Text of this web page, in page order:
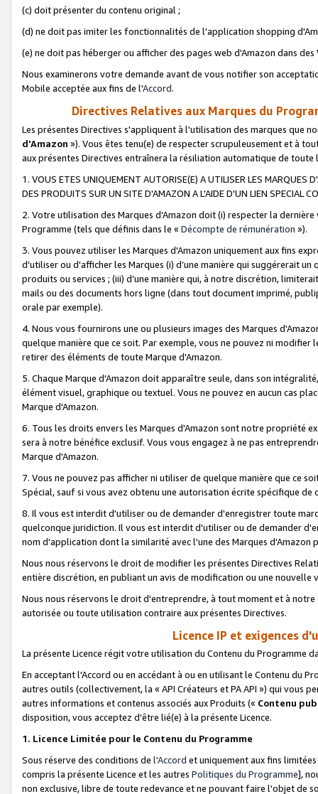
(c) doit présenter du contenu original ;
(d) ne doit pas imiter les fonctionnalités de l'application shopping
(e) ne doit pas héberger ou afficher des pages web d'Amazon dans
Nous examinerons votre demande avant de vous notifier son
Mobile acceptée aux fins de l'Accord.
Directives Relatives aux Marques du
Les présentes Directives s'appliquent à l'utilisation des marques que
d'Amazon »). Vous êtes tenu(e) de respecter scrupuleusement et à
aux présentes Directives entraînera la résiliation automatique de
1. VOUS ETES UNIQUEMENT AUTORISE(E) A UTILISER LES MARQUES
DES PRODUITS SUR UN SITE D'AMAZON A L'AIDE D'UN LIEN SPECIAL
2. Votre utilisation des Marques d'Amazon doit (i) respecter la
Programme (tels que définis dans le « Décompte de rémunération »).
3. Vous pouvez utiliser les Marques d'Amazon uniquement aux fins
d'utiliser ou d'afficher les Marques (i) d’une manière qui suggérerait
produits ou services ; (iii) d’une manière qui, à notre discrétion,
mails ou des documents hors ligne (dans tout document imprimé,
orale par exemple).
4. Nous vous fournirons une ou plusieurs images des Marques
quelque manière que ce soit. Par exemple, vous ne pouvez ni
retirer des éléments de toute Marque d'Amazon.
5. Chaque Marque d'Amazon doit apparaître seule, dans son
élément visuel, graphique ou textuel. Vous ne pouvez en aucun cas
Marque d'Amazon.
6. Tous les droits envers les Marques d'Amazon sont notre propriété
sera à notre bénéfice exclusif. Vous vous engagez à ne pas
Marque d'Amazon.
7. Vous ne pouvez pas afficher ni utiliser de quelque manière que ce
Spécial, sauf si vous avez obtenu une autorisation écrite spécifique de
8. Il vous est interdit d'utiliser ou de demander d'enregistrer toute
quelconque juridiction. Il vous est interdit d'utiliser ou de demander
nom d'application dont la similarité avec l'une des Marques
Nous nous réservons le droit de modifier les présentes Directives
entière discrétion, en publiant un avis de modification ou une nouvelle
Nous nous réservons le droit d'entreprendre, à tout moment et à
autorisée ou toute utilisation contraire aux présentes Directives.
Licence IP et exigences
La présente Licence régit votre utilisation du Contenu du Programme
En acceptant l'Accord ou en accédant à ou en utilisant le Contenu du
autres outils (collectivement, la « API Créateurs et PA API ») qui vous
autres informations et contenus associés aux Produits (« Contenu
disposition, vous acceptez d'être lié(e) à la présente Licence.
1. Licence Limitée pour le Contenu du Programme
Sous réserve des conditions de l'Accord et uniquement aux fins
compris la présente Licence et les autres Politiques du Programme],
non exclusive, libre de toute redevance et ne pouvant faire l'objet de